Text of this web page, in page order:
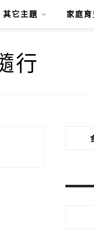
其它主題 家庭育